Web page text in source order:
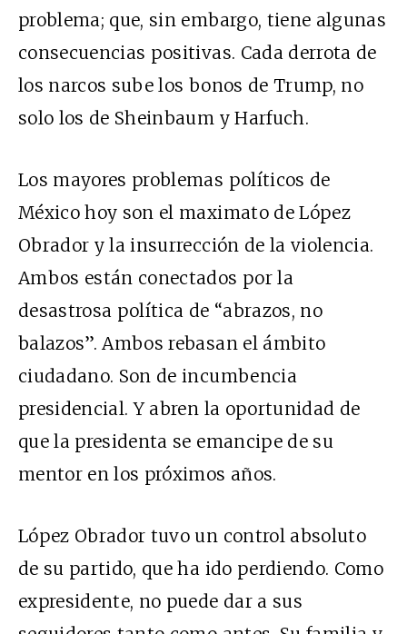
problema; que, sin embargo, tiene algunas
consecuencias positivas. Cada derrota de
los narcos sube los bonos de Trump, no
solo los de Sheinbaum y Harfuch.
Los mayores problemas políticos de
México hoy son el maximato de López
Obrador y la insurrección de la violencia.
Ambos están conectados por la
desastrosa política de “abrazos, no
balazos”. Ambos rebasan el ámbito
ciudadano. Son de incumbencia
presidencial. Y abren la oportunidad de
que la presidenta se emancipe de su
mentor en los próximos años.
López Obrador tuvo un control absoluto
de su partido, que ha ido perdiendo. Como
expresidente, no puede dar a sus